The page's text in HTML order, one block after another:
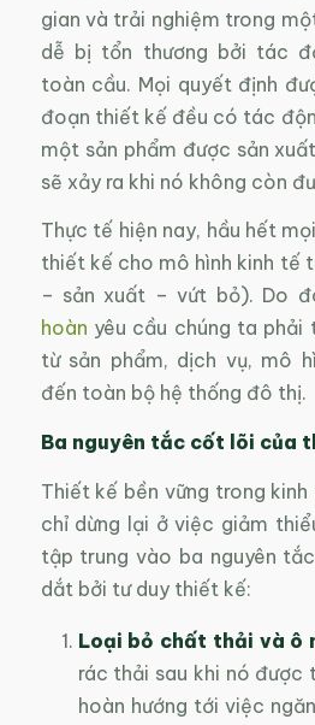
gian và trải nghiệm trong
dễ bị tổn thương bởi tác
toàn cầu. Mọi quyết định
đoạn thiết kế đều có tác
một sản phẩm được sản
sẽ xảy ra khi nó không còn
Thực tế hiện nay, hầu hết
thiết kế cho mô hình kinh tế
– sản xuất – vứt bỏ). Do
hoàn yêu cầu chúng ta
từ sản phẩm, dịch vụ, mô
đến toàn bộ hệ thống đô thị.
Ba nguyên tắc cốt lõi của
Thiết kế bền vững trong
chỉ dừng lại ở việc giảm
tập trung vào ba nguyên
dắt bởi tư duy thiết kế:
Loại bỏ chất thải và ô
rác thải sau khi nó được
hoàn hướng tới việc